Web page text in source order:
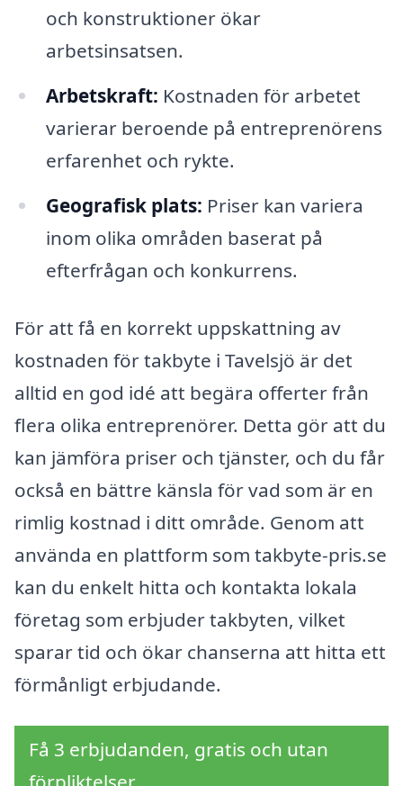
och konstruktioner ökar
arbetsinsatsen.
Arbetskraft: Kostnaden för arbetet
varierar beroende på entreprenörens
erfarenhet och rykte.
Geografisk plats: Priser kan variera
inom olika områden baserat på
efterfrågan och konkurrens.
För att få en korrekt uppskattning av
kostnaden för takbyte i Tavelsjö är det
alltid en god idé att begära offerter från
flera olika entreprenörer. Detta gör att du
kan jämföra priser och tjänster, och du får
också en bättre känsla för vad som är en
rimlig kostnad i ditt område. Genom att
använda en plattform som takbyte-pris.se
kan du enkelt hitta och kontakta lokala
företag som erbjuder takbyten, vilket
sparar tid och ökar chanserna att hitta ett
förmånligt erbjudande.
Få 3 erbjudanden, gratis och utan